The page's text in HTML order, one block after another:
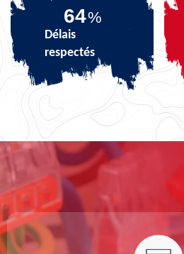
81%
Délais
respectés